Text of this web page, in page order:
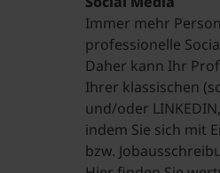
Immer mehr
professionelle
Daher kann Ihr
Ihrer klassischen
und/oder
indem Sie sich mit
bzw.